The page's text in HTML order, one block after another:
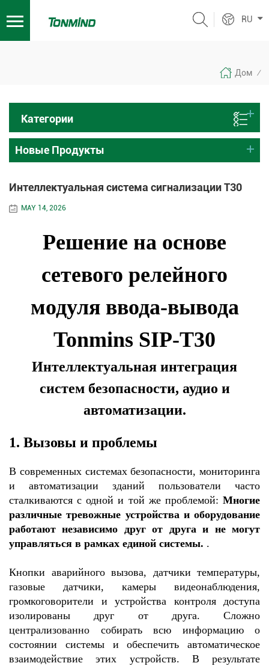
RU
Дом /
Категории
Новые Продукты
Интеллектуальная система сигнализации T30
MAY 14, 2026
Решение на основе
сетевого релейного
модуля ввода-вывода
Tonmins SIP-T30
Интеллектуальная интеграция
систем безопасности, аудио и
автоматизации.
1. Вызовы и проблемы
В современных системах безопасности, мониторинга
и автоматизации зданий пользователи часто
сталкиваются с одной и той же проблемой: Многие
различные тревожные устройства и оборудование
работают независимо друг от друга и не могут
управляться в рамках единой системы. .
Кнопки аварийного вызова, датчики температуры,
газовые датчики, камеры видеонаблюдения,
громкоговорители и устройства контроля доступа
изолированы друг от друга. Сложно
централизованно собирать всю информацию о
состоянии системы и обеспечить автоматическое
взаимодействие этих устройств. В результате